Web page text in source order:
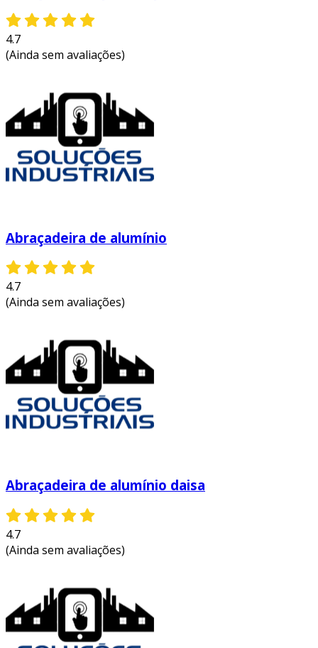
4.7
(Ainda sem avaliações)
Abraçadeira de alumínio
4.7
(Ainda sem avaliações)
Abraçadeira de alumínio daisa
4.7
(Ainda sem avaliações)